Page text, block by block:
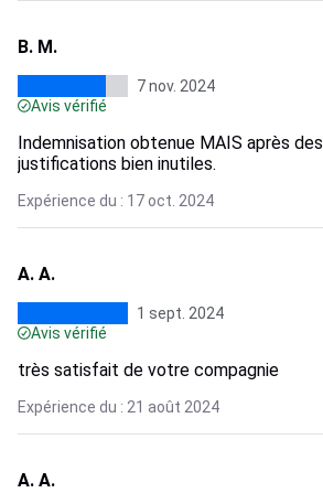
B. M.
7 nov. 2024
Avis vérifié
Indemnisation obtenue MAIS après
justifications bien inutiles.
Expérience du : 17 oct. 2024
A. A.
1 sept. 2024
Avis vérifié
très satisfait de votre compagnie
Expérience du : 21 août 2024
A. A.